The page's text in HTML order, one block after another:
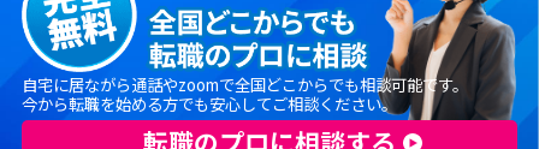
自宅に居ながら通話やzoomで全国どこからでも相談可能です。
今から転職を始める方でも安心してご相談ください。